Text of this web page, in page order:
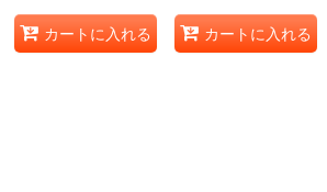
カートに入れる カートに入れる